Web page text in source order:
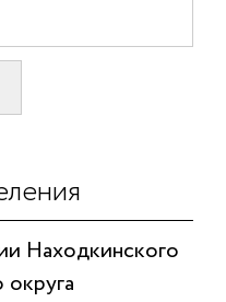
Находкинского